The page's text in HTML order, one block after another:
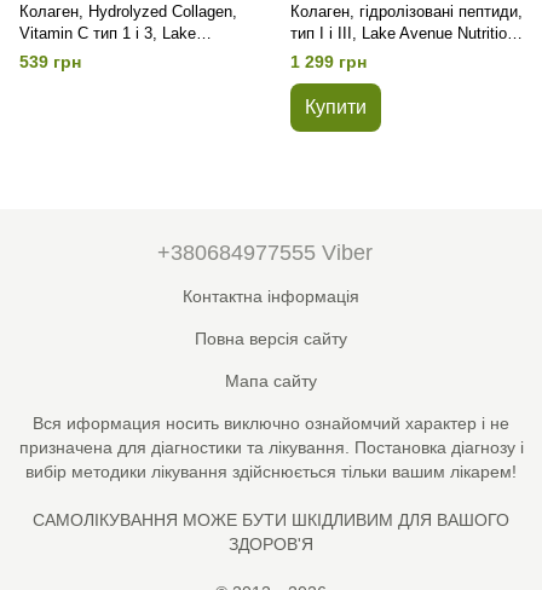
Колаген, Hydrolyzed Collagen,
Vitamin C тип 1 і 3, Lake
Avenue Nutrition, 1000 мг, 12
таблеток
539 грн
Колаген, гідролізовані пептиди,
тип I і III, Lake Avenue Nutrition,
460 грам
1 299 грн
Купити
+380684977555 Viber
Контактна інформація
Повна версія сайту
Мапа сайту
Вся иформация носить виключно ознайомчий характер і не
призначена для діагностики та лікування. Постановка діагнозу і
вибір методики лікування здійснюється тільки вашим лікарем!
САМОЛІКУВАННЯ МОЖЕ БУТИ ШКІДЛИВИМ ДЛЯ ВАШОГО
ЗДОРОВ'Я